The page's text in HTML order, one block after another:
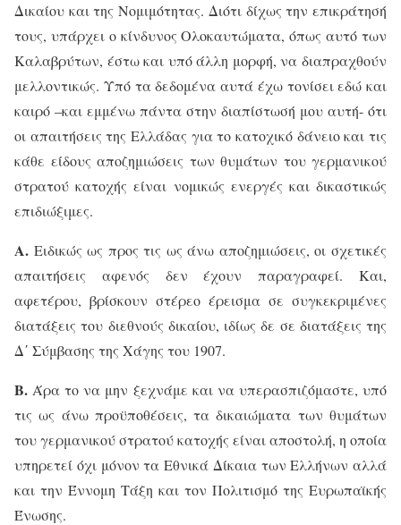
Δικαίου και της Νομιμότητας. Διότι δίχως την επικράτησή
τους, υπάρχει ο κίνδυνος Ολοκαυτώματα, όπως αυτό των
Καλαβρύτων, έστω και υπό άλλη μορφή, να διαπραχθούν
μελλοντικώς. Υπό τα δεδομένα αυτά έχω τονίσει εδώ και
καιρό –και εμμένω πάντα στην διαπίστωσή μου αυτή- ότι
οι απαιτήσεις της Ελλάδας για το κατοχικό δάνειο και τις
κάθε είδους αποζημιώσεις των θυμάτων του γερμανικού
στρατού κατοχής είναι νομικώς ενεργές και δικαστικώς
επιδιώξιμες.
Α. Ειδικώς ως προς τις ως άνω αποζημιώσεις, οι σχετικές
απαιτήσεις αφενός δεν έχουν παραγραφεί. Και,
αφετέρου, βρίσκουν στέρεο έρεισμα σε συγκεκριμένες
διατάξεις του διεθνούς δικαίου, ιδίως δε σε διατάξεις της
Δ΄ Σύμβασης της Χάγης του 1907.
Β.Άρα το να μην ξεχνάμε και να υπερασπιζόμαστε, υπό
τις ως άνω προϋποθέσεις, τα δικαιώματα των θυμάτων
του γερμανικού στρατού κατοχής είναι αποστολή, η οποία
υπηρετεί όχι μόνον τα Εθνικά Δίκαια των Ελλήνων αλλά
και την Έννομη Τάξη και τον Πολιτισμό της Ευρωπαϊκής
Ένωσης.